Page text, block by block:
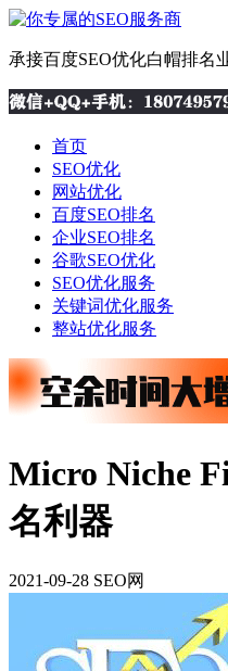
承接百度SEO优化白帽排名
首页
SEO优化
网站优化
百度SEO排名
企业SEO排名
谷歌SEO优化
SEO优化服务
关键词优化服务
整站优化服务
Micro Niche
名利器
2021-09-28 SEO网